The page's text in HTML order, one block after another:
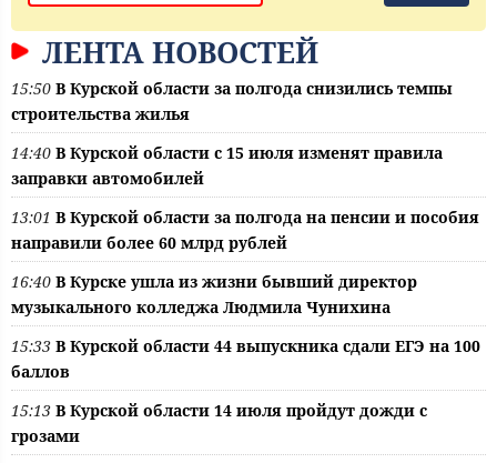
ЛЕНТА НОВОСТЕЙ
15:50 В Курской области за полгода снизились темпы
строительства жилья
14:40 В Курской области с 15 июля изменят правила
заправки автомобилей
13:01 В Курской области за полгода на пенсии и пособия
направили более 60 млрд рублей
16:40 В Курске ушла из жизни бывший директор
музыкального колледжа Людмила Чунихина
15:33 В Курской области 44 выпускника сдали ЕГЭ на 100
баллов
15:13 В Курской области 14 июля пройдут дожди с
грозами